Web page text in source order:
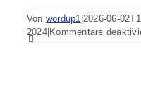
Von wordup1 2026-06-
2024| Kommentare